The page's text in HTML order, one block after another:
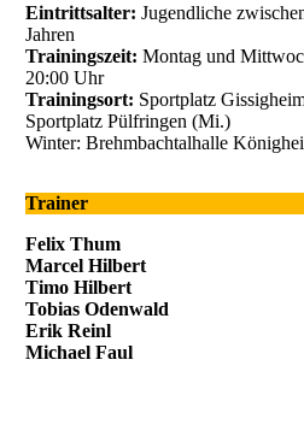
Eintrittsalter: Jugendliche
Jahren
Trainingszeit: Montag und
20:00 Uhr
Trainingsort: Sportplatz
Sportplatz Pülfringen (Mi.)
Winter: Brehmbachtalhalle
Trainer
Felix Thum
Marcel Hilbert
Timo Hilbert
Tobias Odenwald
Erik Reinl
Michael Faul